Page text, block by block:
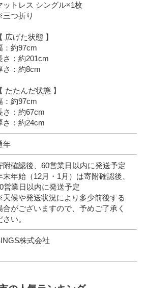
ットレス シングル×1枚
つ折り
【 広げた状態 】
：約97cm
さ：約201cm
さ：約8cm
【 たたんだ状態 】
：約97cm
さ：約67cm
さ：約24cm
年
附確認後、60営業日以内に発送予定
末年始（12月・1月）は寄附確認後、
営業日以内に発送予定
候や発送状況により多少前後する
合がございますので、予めご了承く
さい。
株式会社